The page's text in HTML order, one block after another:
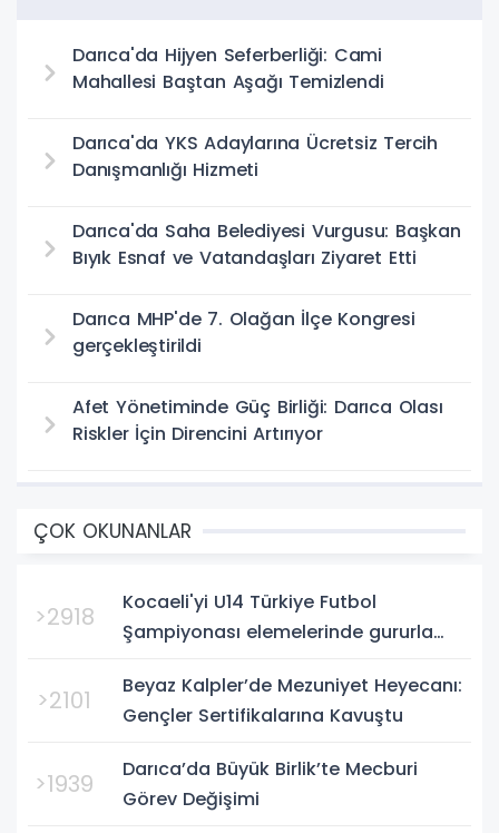
Darıca'da Hijyen Seferberliği: Cami
Mahallesi Baştan Aşağı Temizlendi
Darıca'da YKS Adaylarına Ücretsiz Tercih
Danışmanlığı Hizmeti
Darıca'da Saha Belediyesi Vurgusu: Başkan
Bıyık Esnaf ve Vatandaşları Ziyaret Etti
Darıca MHP'de 7. Olağan İlçe Kongresi
gerçekleştirildi
Afet Yönetiminde Güç Birliği: Darıca Olası
Riskler İçin Direncini Artırıyor
ÇOK OKUNANLAR
>2918
Kocaeli'yi U14 Türkiye Futbol
Şampiyonası elemelerinde gururla
Bursa'da oynanan yarı final...
>2101
Beyaz Kalpler’de Mezuniyet Heyecanı:
Gençler Sertifikalarına Kavuştu
>1939
Darıca’da Büyük Birlik’te Mecburi
Görev Değişimi